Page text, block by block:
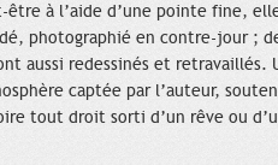
à l’aide d’une pointe fine,
photographié en contre-jour ;
aussi redessinés et retravaillés.
captée par l’auteur,
tout droit sorti d’un rêve ou